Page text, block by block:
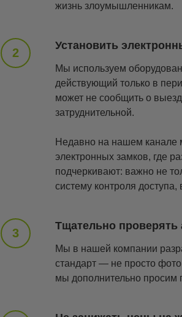
жизнь злоумышленникам.
Установить
Мы используем
действующий только в
может не сообщить о
затруднительной.
Недавно на нашем канале
электронных замков, где
подчеркивают: важно не
систему контроля
Тщательно проверять
Мы в нашей компании
стандарт — не просто
мы дополнительно просим